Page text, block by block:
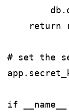
return
# set the
if __name__